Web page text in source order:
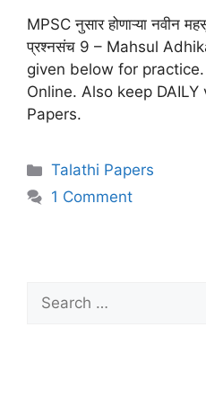
MPSC नुसार होणाऱ्या नवीन
प्रश्नसंच 9 – Mahsul
given below for
Online. Also keep
Papers.
Talathi Papers
1 Comment